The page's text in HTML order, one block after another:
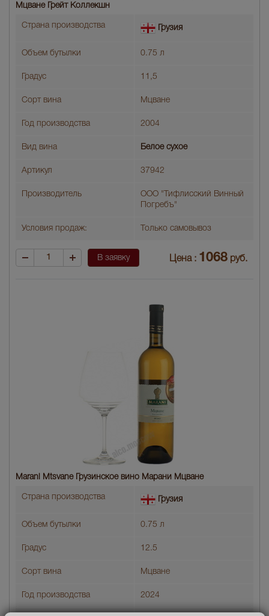
Мцване Грейт Коллекшн
Страна производства Грузия
Объем бутылки 0.75 л
Градус 11,5
Сорт вина Мцване
Год производства 2004
Вид вина Белое сухое
Артикул 37942
Производитель
ООО "Тифлисский Винный
Погребъ"
Условия продаж: Только самовывоз
В заявку Цена : 1068 руб.
Marani Mtsvane Грузинское вино Марани Мцване
Страна производства Грузия
Объем бутылки 0.75 л
Градус 12.5
Сорт вина Мцване
Год производства 2024